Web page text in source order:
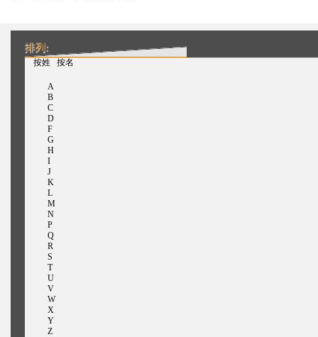
排列:
按姓
（活动标签） 按名
A
B
C
D
F
G
H
I
J
K
L
M
N
P
Q
R
S
T
U
V
W
X
Y
Z